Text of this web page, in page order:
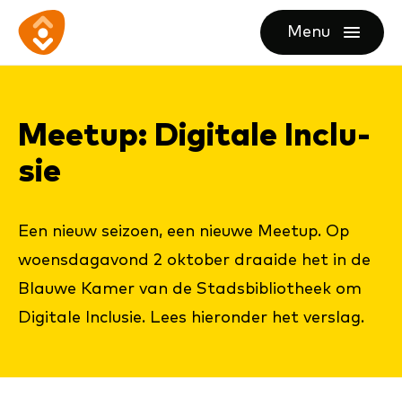
direct
content
direct
footer
Ga
naar
Menu
openen
Meetup: Di­gi­ta­le In­clu­
sie
Een nieuw seizoen, een nieuwe Meetup. Op
woensdagavond 2 oktober draaide het in de
Blauwe Kamer van de Stadsbibliotheek om
Digitale Inclusie. Lees hieronder het verslag.